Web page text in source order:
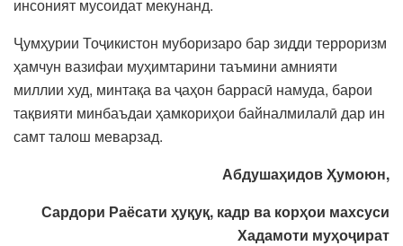
инсоният мусоидат мекунанд.
Ҷумҳурии Тоҷикистон муборизаро бар зидди терроризм
ҳамчун вазифаи муҳимтарини таъмини амнияти
миллии худ, минтақа ва ҷаҳон баррасӣ намуда, барои
тақвияти минбаъдаи ҳамкориҳои байналмилалӣ дар ин
самт талош меварзад.
Абдушаҳидов Ҳумоюн,
Сардори Раёсати ҳуқуқ, кадр ва корҳои махсуси
Хадамоти муҳоҷират